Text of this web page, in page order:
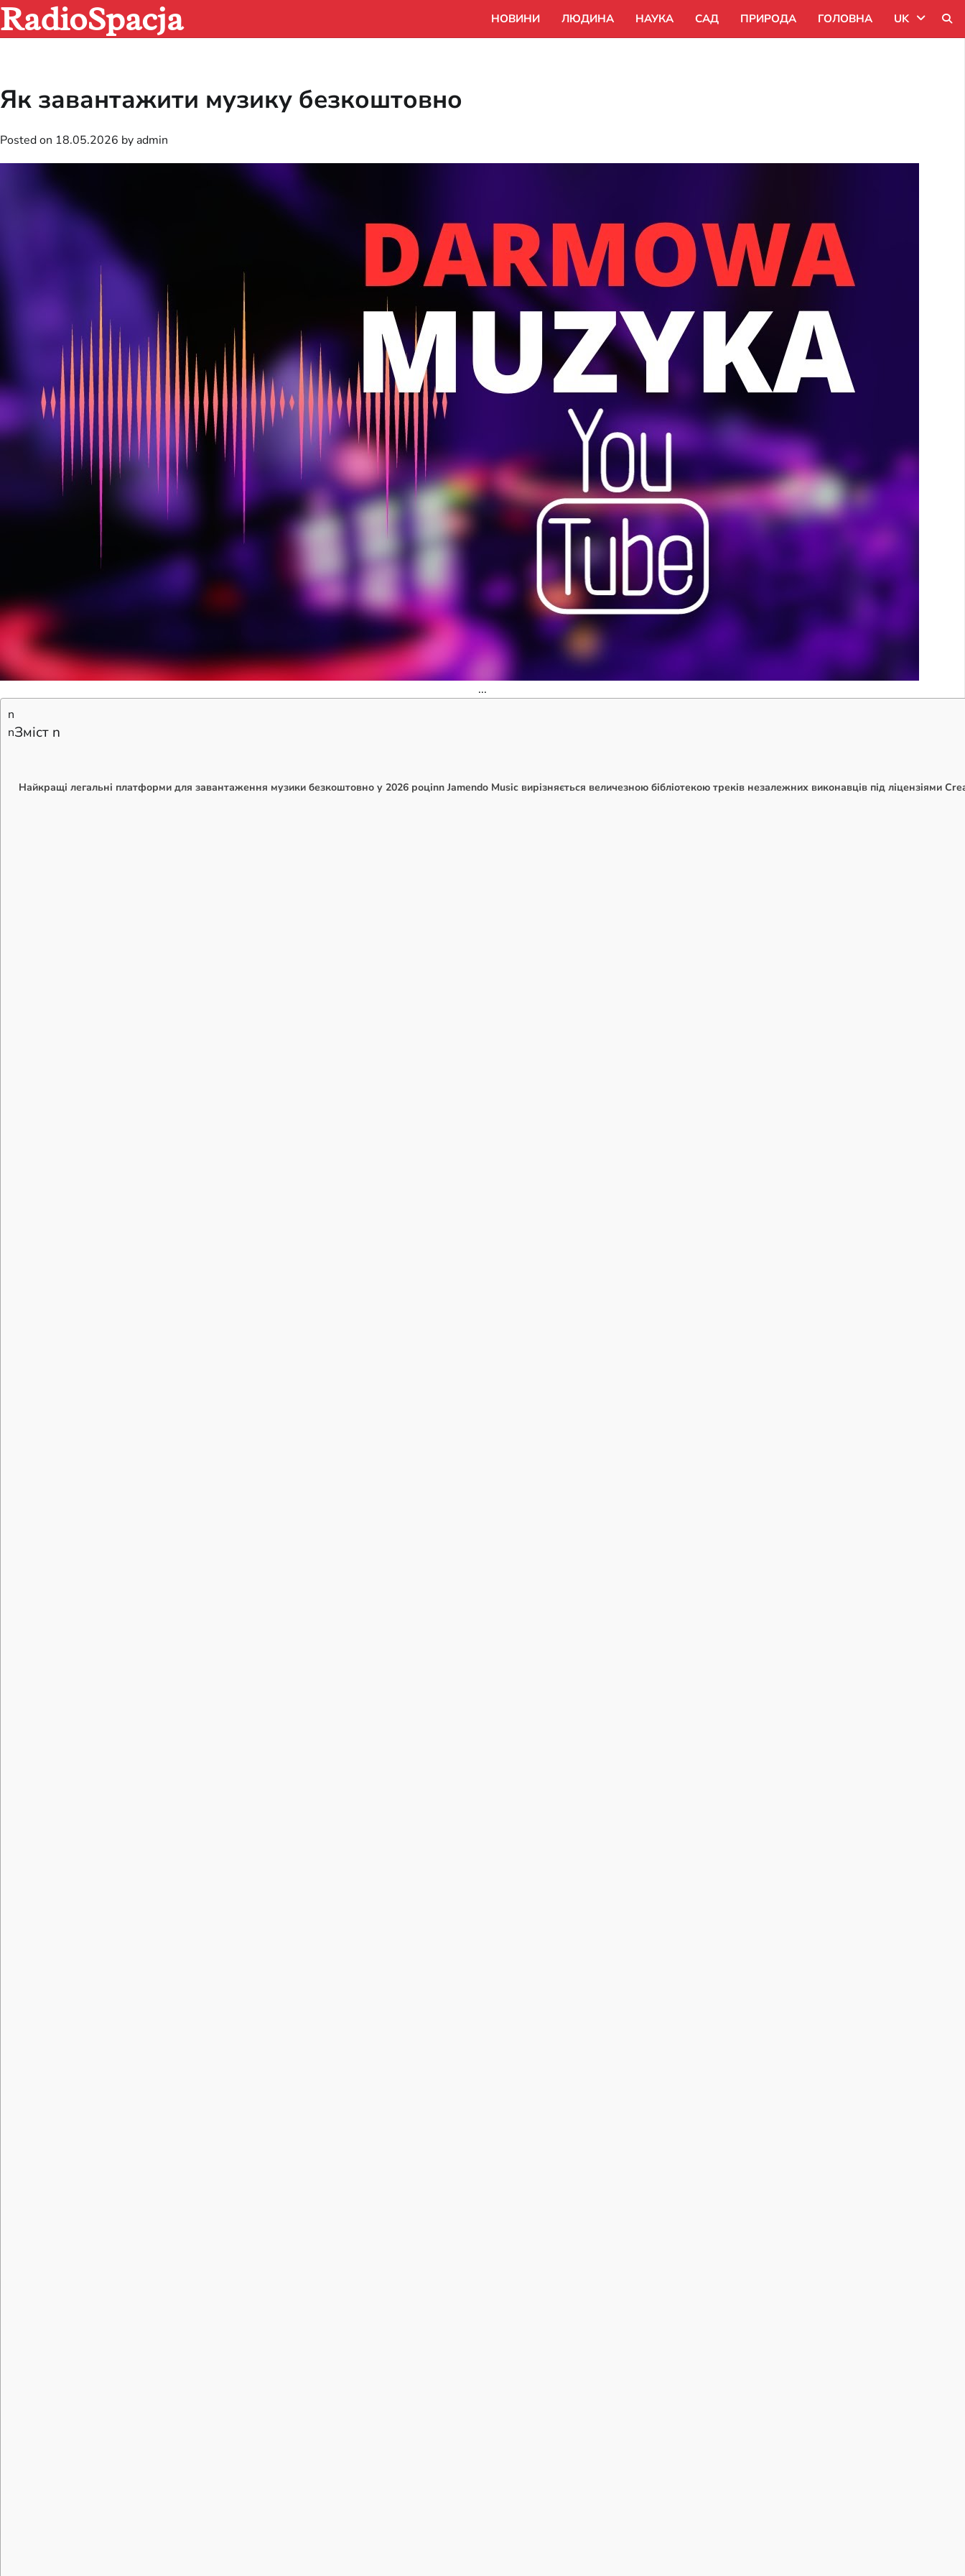
Skip
to
content
RadioSpacja НОВИНИ ЛЮДИНА НАУКА САД ПРИРОДА ГОЛОВНА UK
Як завантажити музику безкоштовно
Posted on 18.05.2026 by admin
...
n
nЗміст n
Найкращі легальні платформи для завантаження музики безкоштовно у 2026 роціnn Jamendo Music вирізняється величезною бібліотекою треків незалежних виконавців під